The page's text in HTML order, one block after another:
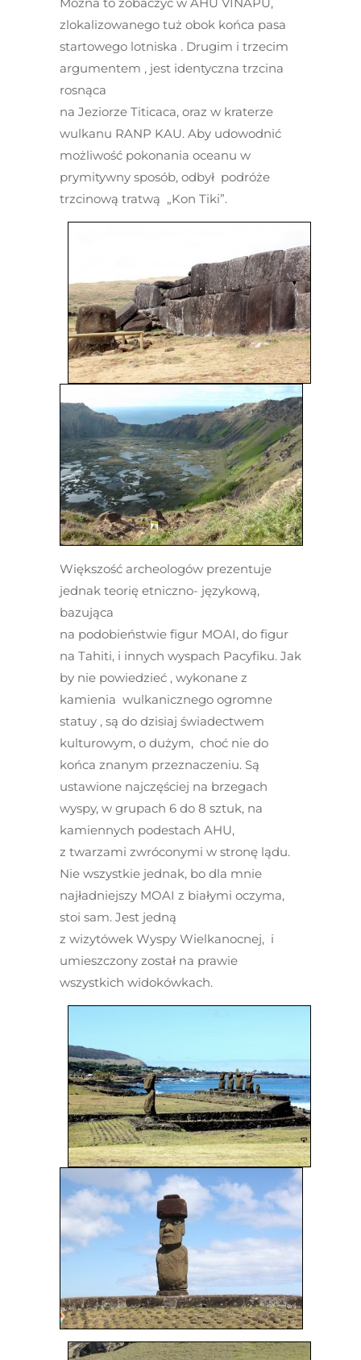
zlokalizowanego tuż obok końca pasa
startowego lotniska . Drugim i trzecim
argumentem , jest identyczna trzcina
rosnąca
na Jeziorze Titicaca, oraz w kraterze
wulkanu RANP KAU. Aby udowodnić
możliwość pokonania oceanu w
prymitywny sposób, odbył podróże
trzcinową tratwą „Kon Tiki”.
Większość archeologów prezentuje
jednak teorię etniczno- językową,
bazująca
na podobieństwie figur MOAI, do figur
na Tahiti, i innych wyspach Pacyfiku. Jak
by nie powiedzieć , wykonane z
kamienia wulkanicznego ogromne
statuy , są do dzisiaj świadectwem
kulturowym, o dużym, choć nie do
końca znanym przeznaczeniu. Są
ustawione najczęściej na brzegach
wyspy, w grupach 6 do 8 sztuk, na
kamiennych podestach AHU,
z twarzami zwróconymi w stronę lądu.
Nie wszystkie jednak, bo dla mnie
najładniejszy MOAI z białymi oczyma,
stoi sam. Jest jedną
z wizytówek Wyspy Wielkanocnej, i
umieszczony został na prawie
wszystkich widokówkach.